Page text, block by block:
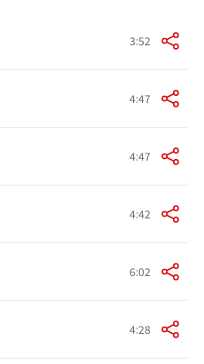
3:52
4:47
4:47
4:42
6:02
4:28